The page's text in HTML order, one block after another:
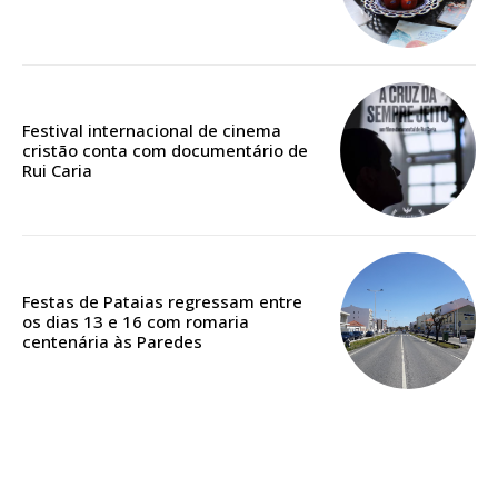
Edição em papel entregue à Quinta-feira em sua
Acesso aos conteúdos Exclusivos para
assinantes
Festival internacional de cinema
cristão conta com documentário de
Rui Caria
Festas de Pataias regressam entre
os dias 13 e 16 com romaria
centenária às Paredes